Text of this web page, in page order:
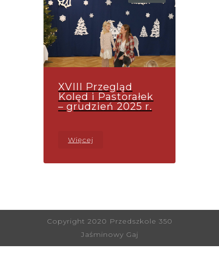
XVIII Przegląd
Kolęd i Pastorałek
– grudzień 2025 r.
Więcej
Copyright 2020 Przedszkole 350
Jaśminowy Gaj